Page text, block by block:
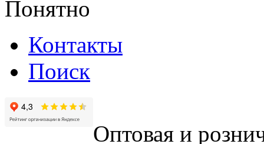
Понятно
Контакты
Поиск
Оптовая и